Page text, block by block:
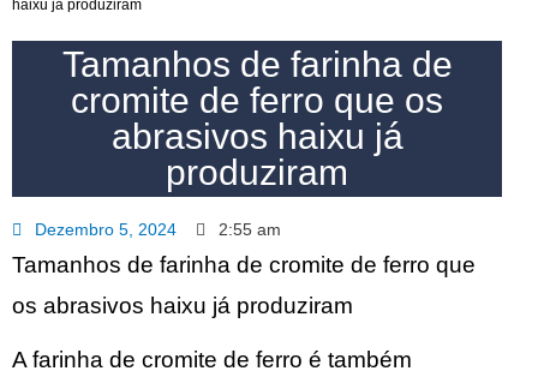
haixu já produziram
Tamanhos de farinha de
cromite de ferro que os
abrasivos haixu já
produziram
Dezembro 5, 2024 2:55 am
Tamanhos de farinha de cromite de ferro que
os abrasivos haixu já produziram
A farinha de cromite de ferro é também